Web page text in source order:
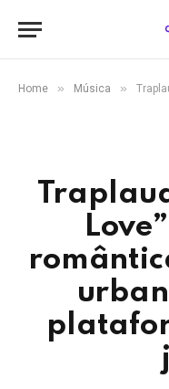
Home » Música » Traplaudo